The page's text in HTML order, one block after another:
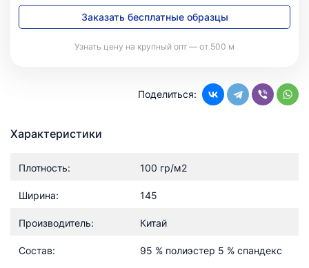
Заказать бесплатные образцы
Узнать цену на крупный опт — от 500 м
Поделиться:
Характеристики
Плотность: 100 гр/м2
Ширина: 145
Производитель: Китай
Состав: 95 % полиэстер 5 % спандекс